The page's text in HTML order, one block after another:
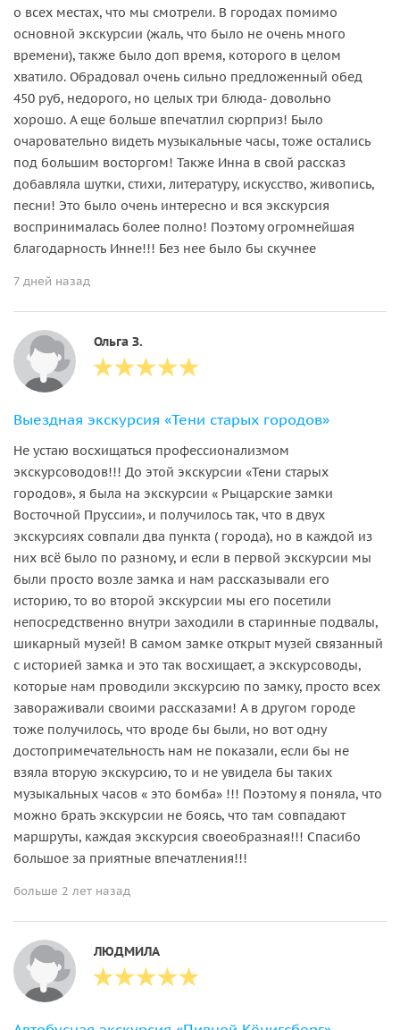
о всех местах, что мы смотрели. В городах помимо
основной экскурсии (жаль, что было не очень много
времени), также было доп время, которого в целом
хватило. Обрадовал очень сильно предложенный обед
450 руб, недорого, но целых три блюда- довольно
хорошо. А еще больше впечатлил сюрприз! Было
очаровательно видеть музыкальные часы, тоже остались
под большим восторгом! Также Инна в свой рассказ
добавляла шутки, стихи, литературу, искусство, живопись,
песни! Это было очень интересно и вся экскурсия
воспринималась более полно! Поэтому огромнейшая
благодарность Инне!!! Без нее было бы скучнее
7 дней назад
Ольга З.
Выездная экскурсия «Тени старых городов»
Не устаю восхищаться профессионализмом
экскурсоводов!!! До этой экскурсии «Тени старых
городов», я была на экскурсии « Рыцарские замки
Восточной Пруссии», и получилось так, что в двух
экскурсиях совпали два пункта ( города), но в каждой из
них всё было по разному, и если в первой экскурсии мы
были просто возле замка и нам рассказывали его
историю, то во второй экскурсии мы его посетили
непосредственно внутри заходили в старинные подвалы,
шикарный музей! В самом замке открыт музей связанный
с историей замка и это так восхищает, а экскурсоводы,
которые нам проводили экскурсию по замку, просто всех
завораживали своими рассказами! А в другом городе
тоже получилось, что вроде бы были, но вот одну
достопримечательность нам не показали, если бы не
взяла вторую экскурсию, то и не увидела бы таких
музыкальных часов « это бомба» !!! Поэтому я поняла, что
можно брать экскурсии не боясь, что там совпадают
маршруты, каждая экскурсия своеобразная!!! Спасибо
большое за приятные впечатления!!!
больше 2 лет назад
ЛЮДМИЛА